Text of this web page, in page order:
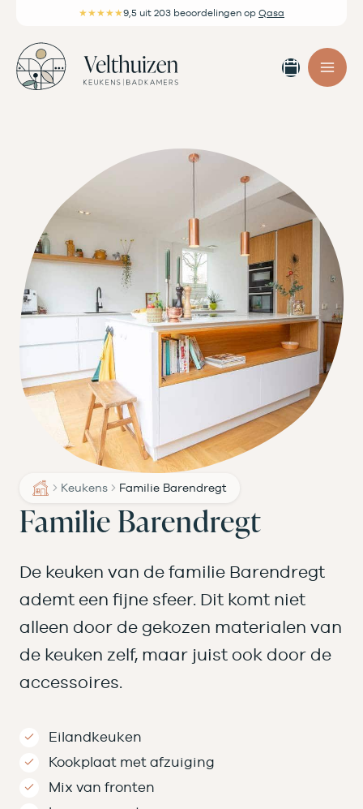
inhoud
★★★★★9,5 uit 203 beoordelingen op Qasa
maken
Keukens Familie Barendregt
Familie Barendregt
De keuken van de familie Barendregt
ademt een fijne sfeer. Dit komt niet
alleen door de gekozen materialen van
de keuken zelf, maar juist ook door de
accessoires.
Eilandkeuken
Kookplaat met afzuiging
Mix van fronten